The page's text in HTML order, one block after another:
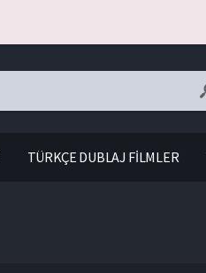
TÜRKÇE DUBLAJ FİLMLER